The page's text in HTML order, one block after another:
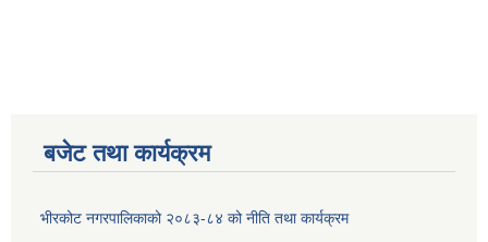
बजेट तथा कार्यक्रम
भीरकोट नगरपालिकाको २०८३-८४ को नीति तथा कार्यक्रम